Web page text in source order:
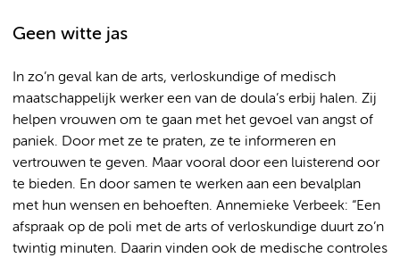
Geen witte jas
In zo’n geval kan de arts, verloskundige of medisch
maatschappelijk werker een van de doula’s erbij halen. Zij
helpen vrouwen om te gaan met het gevoel van angst of
paniek. Door met ze te praten, ze te informeren en
vertrouwen te geven. Maar vooral door een luisterend oor
te bieden. En door samen te werken aan een bevalplan
met hun wensen en behoeften. Annemieke Verbeek: “Een
afspraak op de poli met de arts of verloskundige duurt zo’n
twintig minuten. Daarin vinden ook de medische controles